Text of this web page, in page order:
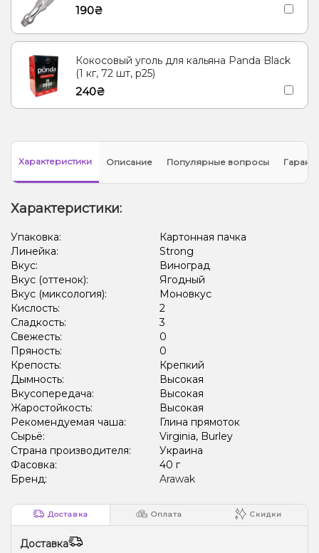
190₴
Кокосовый уголь для кальяна Panda Black
(1 кг, 72 шт, р25)
240₴
Характеристики Описание Популярные вопросы
Характеристики:
Упаковка:
Картонная пачка
Линейка:
Strong
Вкус:
Виноград
Вкус (оттенок):
Ягодный
Вкус (миксология):
Моновкус
Кислость:
2
Сладкость:
3
Свежесть:
0
Пряность:
0
Крепость:
Крепкий
Дымность:
Высокая
Вкусопередача:
Высокая
Жаростойкость:
Высокая
Рекомендуемая чаша:
Глина прямоток
Сырьё:
Virginia, Burley
Страна производителя:
Украина
Фасовка:
40 г
Бренд:
Arawak
Доставка Оплата Скидки
Доставка